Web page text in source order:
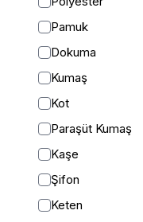
Pamuk
Dokuma
Kumaş
Kot
Paraşüt Kumaş
Kaşe
Şifon
Keten